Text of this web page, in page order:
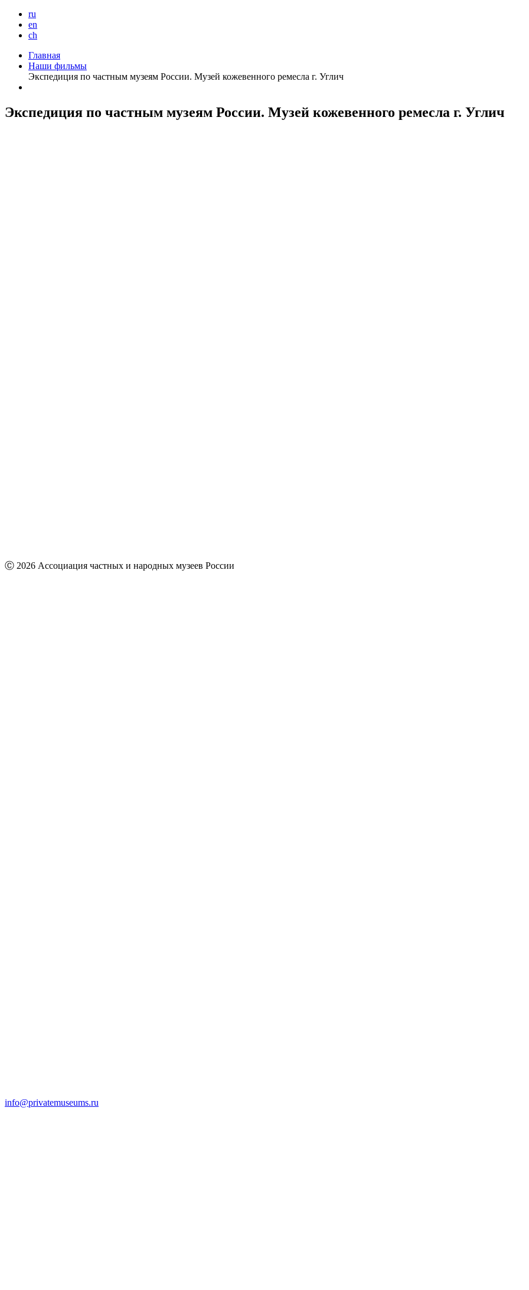
ru
en
ch
Главная
Наши фильмы
Экспедиция по частным музеям России. Музей кожевенного ремесла г. Углич
Экспедиция по частным музеям России. Музей кожевенного ремесла г. Углич
Ⓒ 2026 Ассоциация частных и народных музеев России
info@privatemuseums.ru